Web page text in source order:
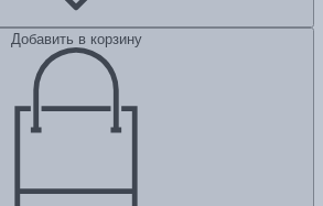
Добавить в корзину